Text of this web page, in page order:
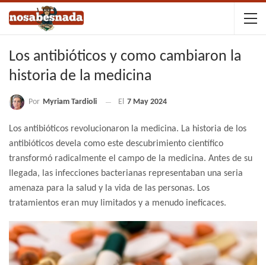
Los antibióticos y como cambiaron la
historia de la medicina
Por Myriam Tardioli El 7 May 2024
Los antibióticos revolucionaron la medicina. La historia de los
antibióticos devela como este descubrimiento científico
transformó radicalmente el campo de la medicina. Antes de su
llegada, las infecciones bacterianas representaban una seria
amenaza para la salud y la vida de las personas. Los
tratamientos eran muy limitados y a menudo ineficaces.